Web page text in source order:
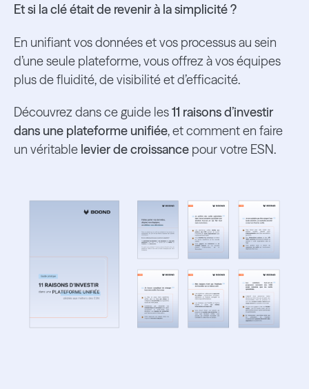
Et si la clé était de revenir à la simplicité ?
En unifiant vos données et vos processus au sein
d’une seule plateforme, vous offrez à vos équipes
plus de fluidité, de visibilité et d’efficacité.
Découvrez dans ce guide les11 raisons d’investir
dans une plateforme unifiée, et comment en faire
un véritable levier de croissancepour votre ESN.